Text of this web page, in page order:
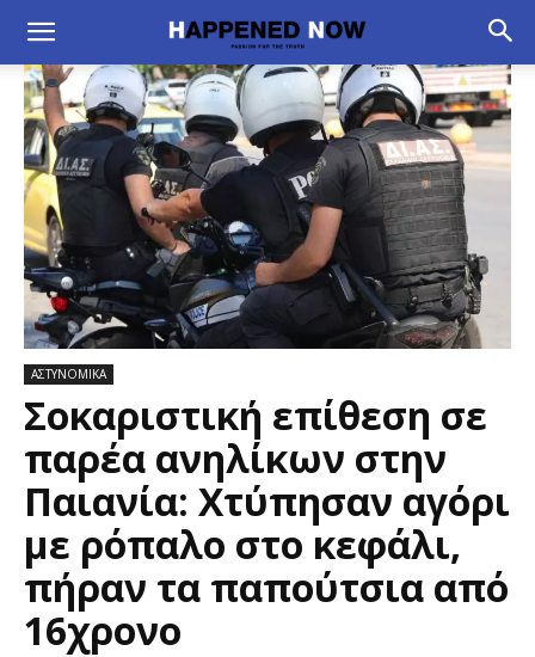
ΑΣΤΥΝΟΜΙΚΑ
Σοκαριστική επίθεση σε
παρέα ανηλίκων στην
Παιανία: Χτύπησαν αγόρι
με ρόπαλο στο κεφάλι,
πήραν τα παπούτσια από
16χρονο